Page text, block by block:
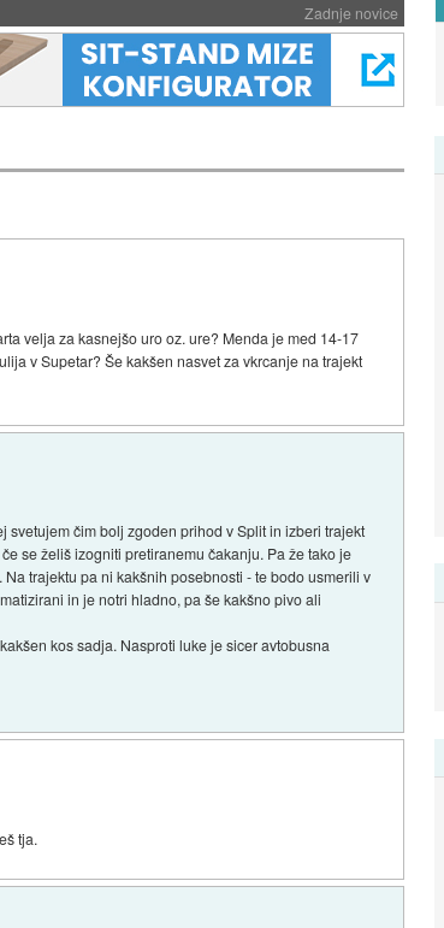
Zadnje novice
velja za kasnejšo uro oz. ure? Menda je med 14-17
v Supetar? Še kakšen nasvet za vkrcanje na trajekt
svetujem čim bolj zgoden prihod v Split in izberi trajekt
se želiš izogniti pretiranemu čakanju. Pa že tako je
trajektu pa ni kakšnih posebnosti - te bodo usmerili v
in je notri hladno, pa še kakšno pivo ali
kos sadja. Nasproti luke je sicer avtobusna
tja.